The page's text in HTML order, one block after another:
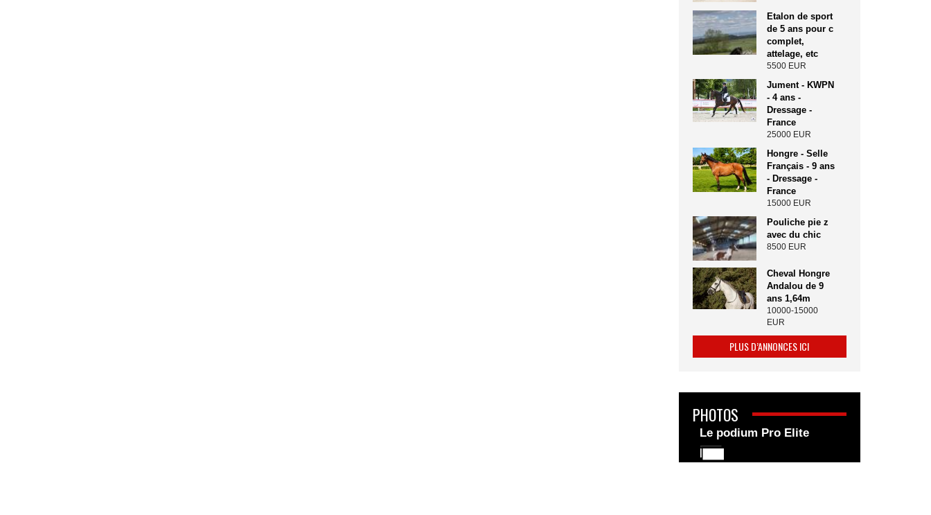
Etalon de sport
de 5 ans pour c
complet,
attelage, etc
5500 EUR
Jument - KWPN
- 4 ans -
Dressage -
France
25000 EUR
Hongre - Selle
Français - 9 ans
- Dressage -
France
15000 EUR
Pouliche pie z
avec du chic
8500 EUR
Cheval Hongre
Andalou de 9
ans 1,64m
10000-15000
EUR
PLUS D’ANNONCES ICI
PHOTOS
Le podium Pro Elite